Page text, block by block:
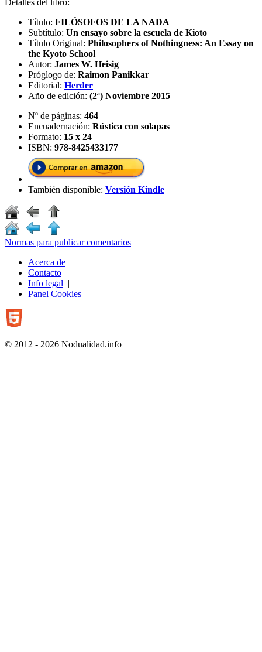
Título: FILÓSOFOS DE LA NADA
Subtítulo: Un ensayo sobre la escuela de Kioto
Título Original: Philosophers of Nothingness: An Essay on
the Kyoto School
Autor: James W. Heisig
Próglogo de: Raimon Panikkar
Editorial: Herder
Año de edición: (2ª) Noviembre 2015
Nº de páginas: 464
Encuadernación: Rústica con solapas
Formato: 15 x 24
ISBN: 978-8425433177
También disponible: Versión Kindle
Normas para publicar comentarios
Acerca de |
Contacto |
Info legal |
Panel Cookies
© 2012 - 2026 Nodualidad.info